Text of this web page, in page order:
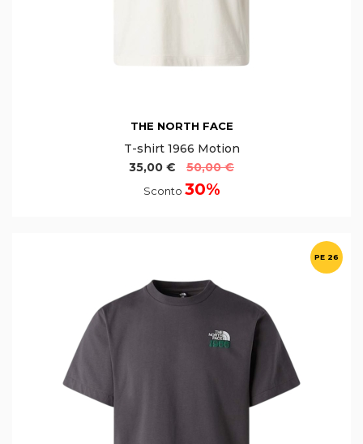
THE NORTH FACE
T-shirt 1966 Motion
35,00 €
50,00 €
Sconto 30%
PE 26